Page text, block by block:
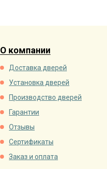
О компании
Доставка дверей
Установка дверей
Производство дверей
Гарантии
Отзывы
Сертификаты
Заказ и оплата